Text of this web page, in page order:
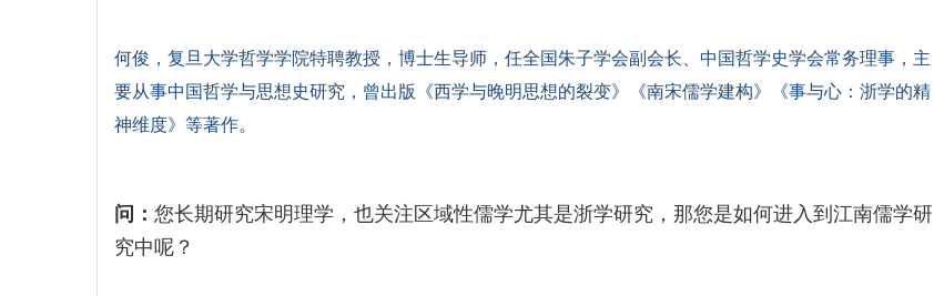
何俊，复旦大学哲学学院特聘教授，博士生导师，任全国朱子学会副会长、中国哲学史学会常务理事，主
要从事中国哲学与思想史研究，曾出版《西学与晚明思想的裂变》《南宋儒学建构》《事与心：浙学的精
神维度》等著作。
问： 您长期研究宋明理学，也关注区域性儒学尤其是浙学研究，那您是如何进入到江南儒学研
究中呢？